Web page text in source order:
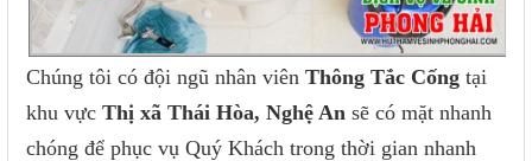
Chúng tôi có đội ngũ nhân viên Thông Tắc Cống tại
khu vực Thị xã Thái Hòa, Nghệ An sẽ có mặt nhanh
chóng để phục vụ Quý Khách trong thời gian nhanh